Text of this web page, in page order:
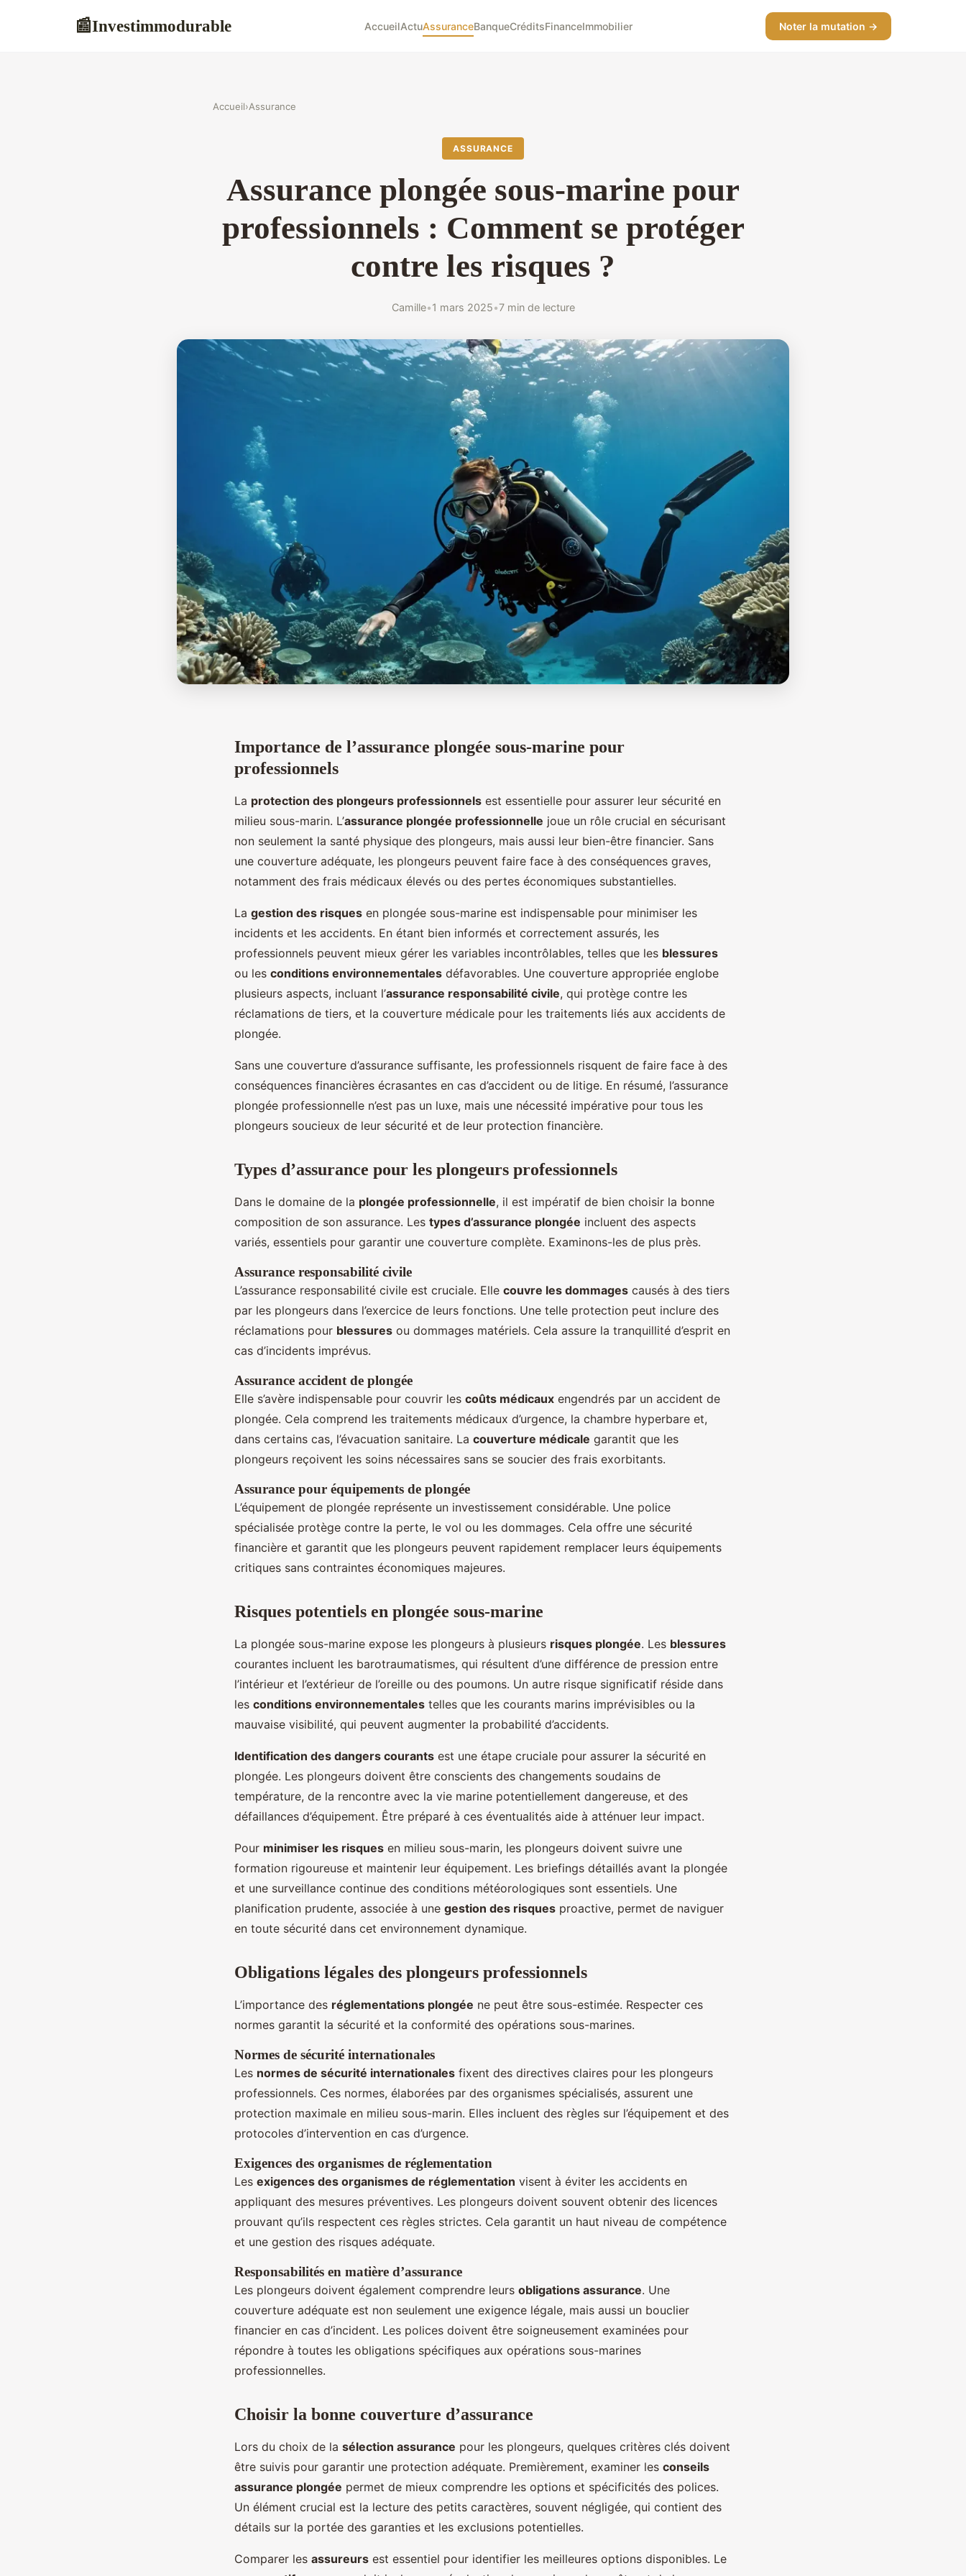
📰Investimmodurable AccueilActuAssuranceBanqueCréditsFinanceImmobilier Noter la mutation →
Accueil›Assurance
ASSURANCE
Assurance plongée sous-marine pour
professionnels : Comment se protéger
contre les risques ?
Camille•1 mars 2025•7 min de lecture
Importance de l’assurance plongée sous-marine pour
professionnels
La protection des plongeurs professionnels est essentielle pour assurer leur sécurité en
milieu sous-marin. L’assurance plongée professionnelle joue un rôle crucial en sécurisant
non seulement la santé physique des plongeurs, mais aussi leur bien-être financier. Sans
une couverture adéquate, les plongeurs peuvent faire face à des conséquences graves,
notamment des frais médicaux élevés ou des pertes économiques substantielles.
La gestion des risques en plongée sous-marine est indispensable pour minimiser les
incidents et les accidents. En étant bien informés et correctement assurés, les
professionnels peuvent mieux gérer les variables incontrôlables, telles que les blessures
ou les conditions environnementales défavorables. Une couverture appropriée englobe
plusieurs aspects, incluant l’assurance responsabilité civile, qui protège contre les
réclamations de tiers, et la couverture médicale pour les traitements liés aux accidents de
plongée.
Sans une couverture d’assurance suffisante, les professionnels risquent de faire face à des
conséquences financières écrasantes en cas d’accident ou de litige. En résumé, l’assurance
plongée professionnelle n’est pas un luxe, mais une nécessité impérative pour tous les
plongeurs soucieux de leur sécurité et de leur protection financière.
Types d’assurance pour les plongeurs professionnels
Dans le domaine de la plongée professionnelle, il est impératif de bien choisir la bonne
composition de son assurance. Les types d’assurance plongée incluent des aspects
variés, essentiels pour garantir une couverture complète. Examinons-les de plus près.
Assurance responsabilité civile
L’assurance responsabilité civile est cruciale. Elle couvre les dommages causés à des tiers
par les plongeurs dans l’exercice de leurs fonctions. Une telle protection peut inclure des
réclamations pour blessures ou dommages matériels. Cela assure la tranquillité d’esprit en
cas d’incidents imprévus.
Assurance accident de plongée
Elle s’avère indispensable pour couvrir les coûts médicaux engendrés par un accident de
plongée. Cela comprend les traitements médicaux d’urgence, la chambre hyperbare et,
dans certains cas, l’évacuation sanitaire. La couverture médicale garantit que les
plongeurs reçoivent les soins nécessaires sans se soucier des frais exorbitants.
Assurance pour équipements de plongée
L’équipement de plongée représente un investissement considérable. Une police
spécialisée protège contre la perte, le vol ou les dommages. Cela offre une sécurité
financière et garantit que les plongeurs peuvent rapidement remplacer leurs équipements
critiques sans contraintes économiques majeures.
Risques potentiels en plongée sous-marine
La plongée sous-marine expose les plongeurs à plusieurs risques plongée. Les blessures
courantes incluent les barotraumatismes, qui résultent d’une différence de pression entre
l’intérieur et l’extérieur de l’oreille ou des poumons. Un autre risque significatif réside dans
les conditions environnementales telles que les courants marins imprévisibles ou la
mauvaise visibilité, qui peuvent augmenter la probabilité d’accidents.
Identification des dangers courants est une étape cruciale pour assurer la sécurité en
plongée. Les plongeurs doivent être conscients des changements soudains de
température, de la rencontre avec la vie marine potentiellement dangereuse, et des
défaillances d’équipement. Être préparé à ces éventualités aide à atténuer leur impact.
Pour minimiser les risques en milieu sous-marin, les plongeurs doivent suivre une
formation rigoureuse et maintenir leur équipement. Les briefings détaillés avant la plongée
et une surveillance continue des conditions météorologiques sont essentiels. Une
planification prudente, associée à une gestion des risques proactive, permet de naviguer
en toute sécurité dans cet environnement dynamique.
Obligations légales des plongeurs professionnels
L’importance des réglementations plongée ne peut être sous-estimée. Respecter ces
normes garantit la sécurité et la conformité des opérations sous-marines.
Normes de sécurité internationales
Les normes de sécurité internationales fixent des directives claires pour les plongeurs
professionnels. Ces normes, élaborées par des organismes spécialisés, assurent une
protection maximale en milieu sous-marin. Elles incluent des règles sur l’équipement et des
protocoles d’intervention en cas d’urgence.
Exigences des organismes de réglementation
Les exigences des organismes de réglementation visent à éviter les accidents en
appliquant des mesures préventives. Les plongeurs doivent souvent obtenir des licences
prouvant qu’ils respectent ces règles strictes. Cela garantit un haut niveau de compétence
et une gestion des risques adéquate.
Responsabilités en matière d’assurance
Les plongeurs doivent également comprendre leurs obligations assurance. Une
couverture adéquate est non seulement une exigence légale, mais aussi un bouclier
financier en cas d’incident. Les polices doivent être soigneusement examinées pour
répondre à toutes les obligations spécifiques aux opérations sous-marines
professionnelles.
Choisir la bonne couverture d’assurance
Lors du choix de la sélection assurance pour les plongeurs, quelques critères clés doivent
être suivis pour garantir une protection adéquate. Premièrement, examiner les conseils
assurance plongée permet de mieux comprendre les options et spécificités des polices.
Un élément crucial est la lecture des petits caractères, souvent négligée, qui contient des
détails sur la portée des garanties et les exclusions potentielles.
Comparer les assureurs est essentiel pour identifier les meilleures options disponibles. Le